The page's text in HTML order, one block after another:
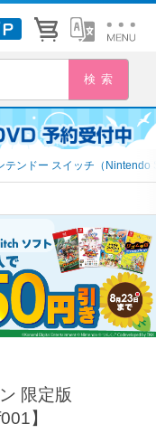
テンドー スイッチ（Nintendo
限定版
】